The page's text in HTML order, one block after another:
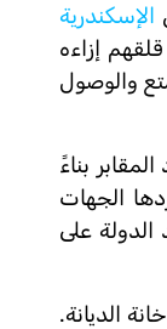
الإسكندرية
إزاءه
والوصول
بناءً
الجهات
الدولة على
الديانة.